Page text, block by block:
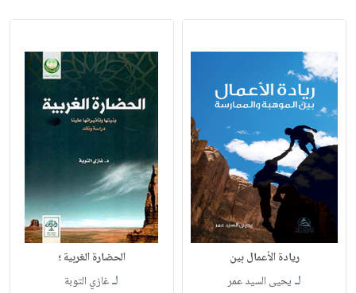
ريادة الأعمال بين
لـ يحيى السيد عمر
الحضارة الغربية ؛
لـغازي التوبة